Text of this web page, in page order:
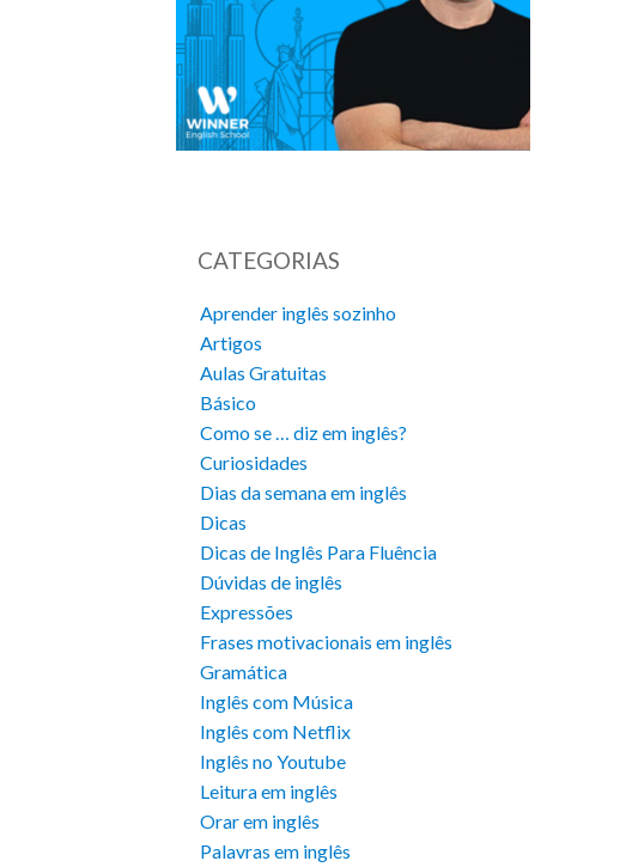
CATEGORIAS
Aprender inglês sozinho
Artigos
Aulas Gratuitas
Básico
Como se … diz em inglês?
Curiosidades
Dias da semana em inglês
Dicas
Dicas de Inglês Para Fluência
Dúvidas de inglês
Expressões
Frases motivacionais em inglês
Gramática
Inglês com Música
Inglês com Netflix
Inglês no Youtube
Leitura em inglês
Orar em inglês
Palavras em inglês